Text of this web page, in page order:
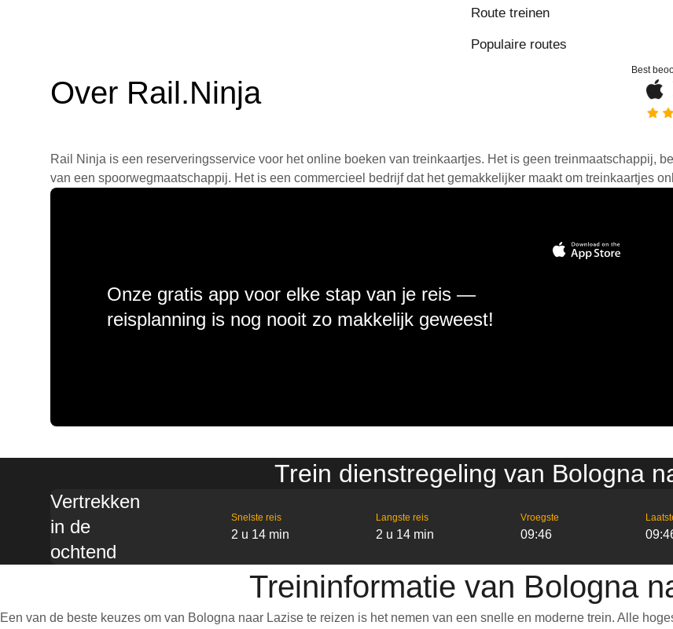
Route treinen
Populaire routes
Over Rail.Ninja
Best
Rail Ninja is een reserveringsservice voor het online boeken van treinkaartjes. Het is geen treinmaatschappij,
van een spoorwegmaatschappij. Het is een commercieel bedrijf dat het gemakkelijker maakt om treinkaartjes
Onze gratis app voor elke stap van je reis —
reisplanning is nog nooit zo makkelijk geweest!
Trein dienstregeling van Bologna
Vertrekken
in de
ochtend
Snelste reis
2 u 14 min
Langste reis
2 u 14 min
Vroegste
09:46
Treininformatie van Bologna
Een van de beste keuzes om van Bologna naar Lazise te reizen is het nemen van een snelle en moderne trein. Alle